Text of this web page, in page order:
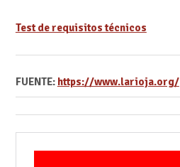
Test de requisitos técnicos
FUENTE: https://www.larioja.org/